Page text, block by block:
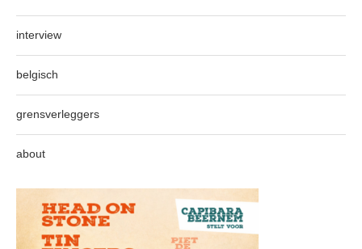
interview
belgisch
grensverleggers
about